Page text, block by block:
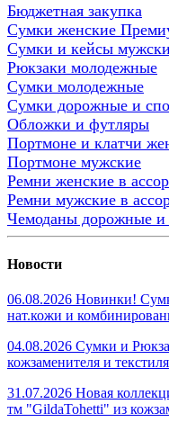
Бюджетная закупка
Сумки женские
Сумки и кейсы
Рюкзаки молодежные
Сумки молодежные
Сумки дорожные и
Обложки и футляры
Портмоне и клатчи
Портмоне мужские
Ремни женские в
Ремни мужские в
Чемоданы дорожные и
Новости
06.08.2026 Новинки!
нат.кожи и
04.08.2026 Сумки и
кожзаменителя и
31.07.2026 Новая
тм "GildaTohetti" из